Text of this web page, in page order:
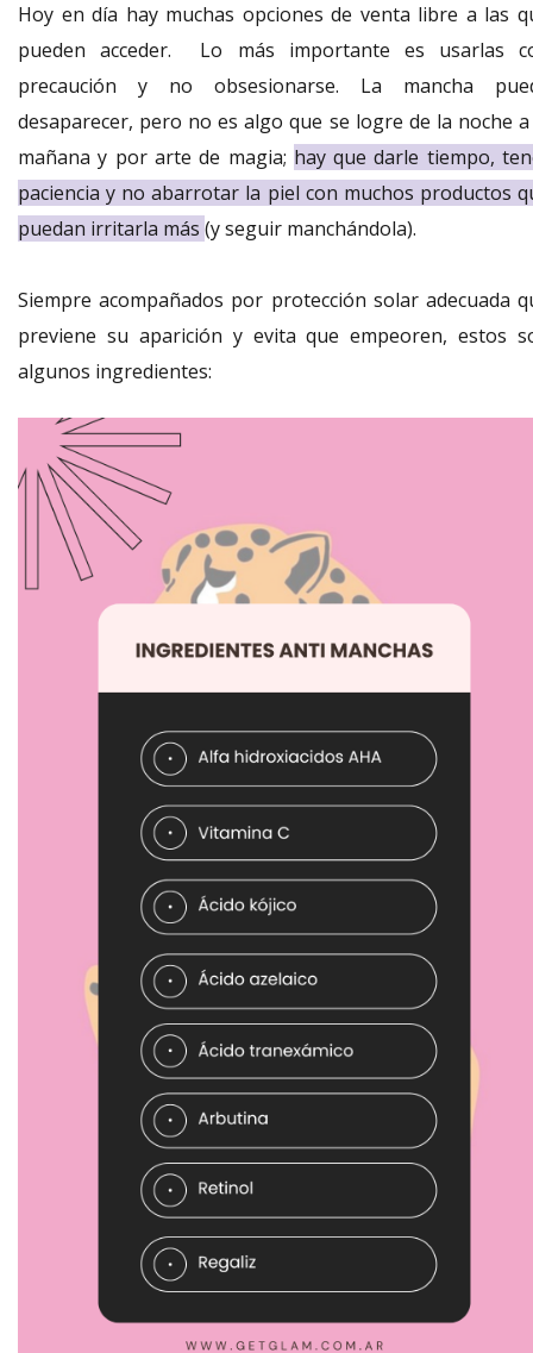
Hoy en día hay muchas opciones de venta libre a las
pueden acceder. Lo más importante es usarlas
precaución y no obsesionarse. La mancha
desaparecer, pero no es algo que se logre de la noche
mañana y por arte de magia; hay que darle tiempo,
paciencia y no abarrotar la piel con muchos productos
puedan irritarla más (y seguir manchándola).
Siempre acompañados por protección solar adecuada
previene su aparición y evita que empeoren, estos
algunos ingredientes: